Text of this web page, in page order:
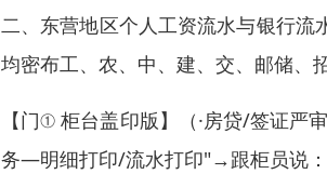
二、东营地区个人工资流水与银行
均密布工、农、中、建、交、邮储、
【门① 柜台盖印版】（·房贷/签证严
务—明细打印/流水打印"→跟柜员说：